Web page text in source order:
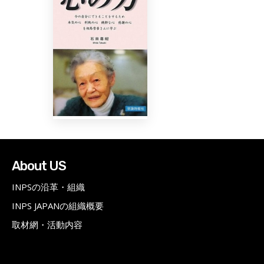
About US
INPSの沿革・組織
INPS JAPANの組織概要
取材網・活動内容